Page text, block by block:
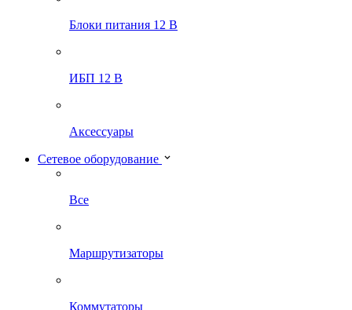
Блоки питания 12 В
ИБП 12 В
Аксессуары
Сетевое оборудование
Все
Маршрутизаторы
Коммутаторы